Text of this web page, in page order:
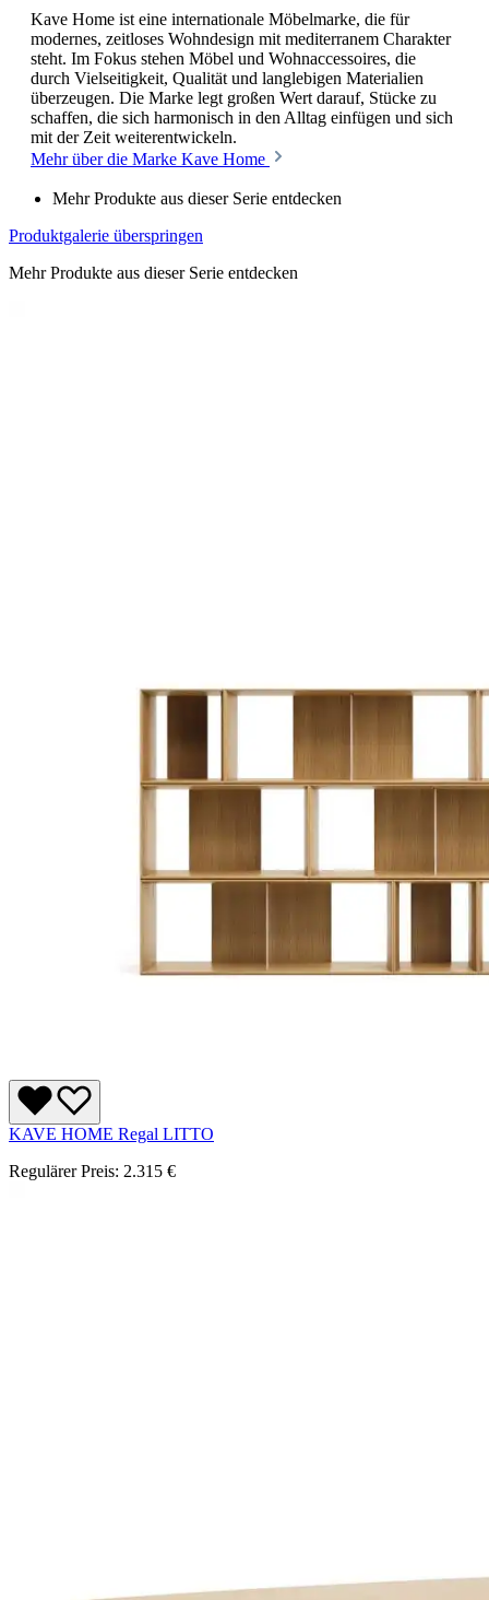
Kave Home ist eine internationale Möbelmarke, die für
modernes, zeitloses Wohndesign mit mediterranem Charakter
steht. Im Fokus stehen Möbel und Wohnaccessoires, die
durch Vielseitigkeit, Qualität und langlebigen Materialien
überzeugen. Die Marke legt großen Wert darauf, Stücke zu
schaffen, die sich harmonisch in den Alltag einfügen und sich
mit der Zeit weiterentwickeln.
Mehr über die Marke Kave Home
Mehr Produkte aus dieser Serie entdecken
Produktgalerie überspringen
Mehr Produkte aus dieser Serie entdecken
KAVE HOME Regal LITTO
Regulärer Preis: 2.315 €